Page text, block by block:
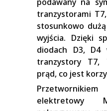
tranzystorami
stosunkowo
wyjścia. Dzięki
diodach D3, D4
tranzystory T7,
prąd, co jest
elektretowy